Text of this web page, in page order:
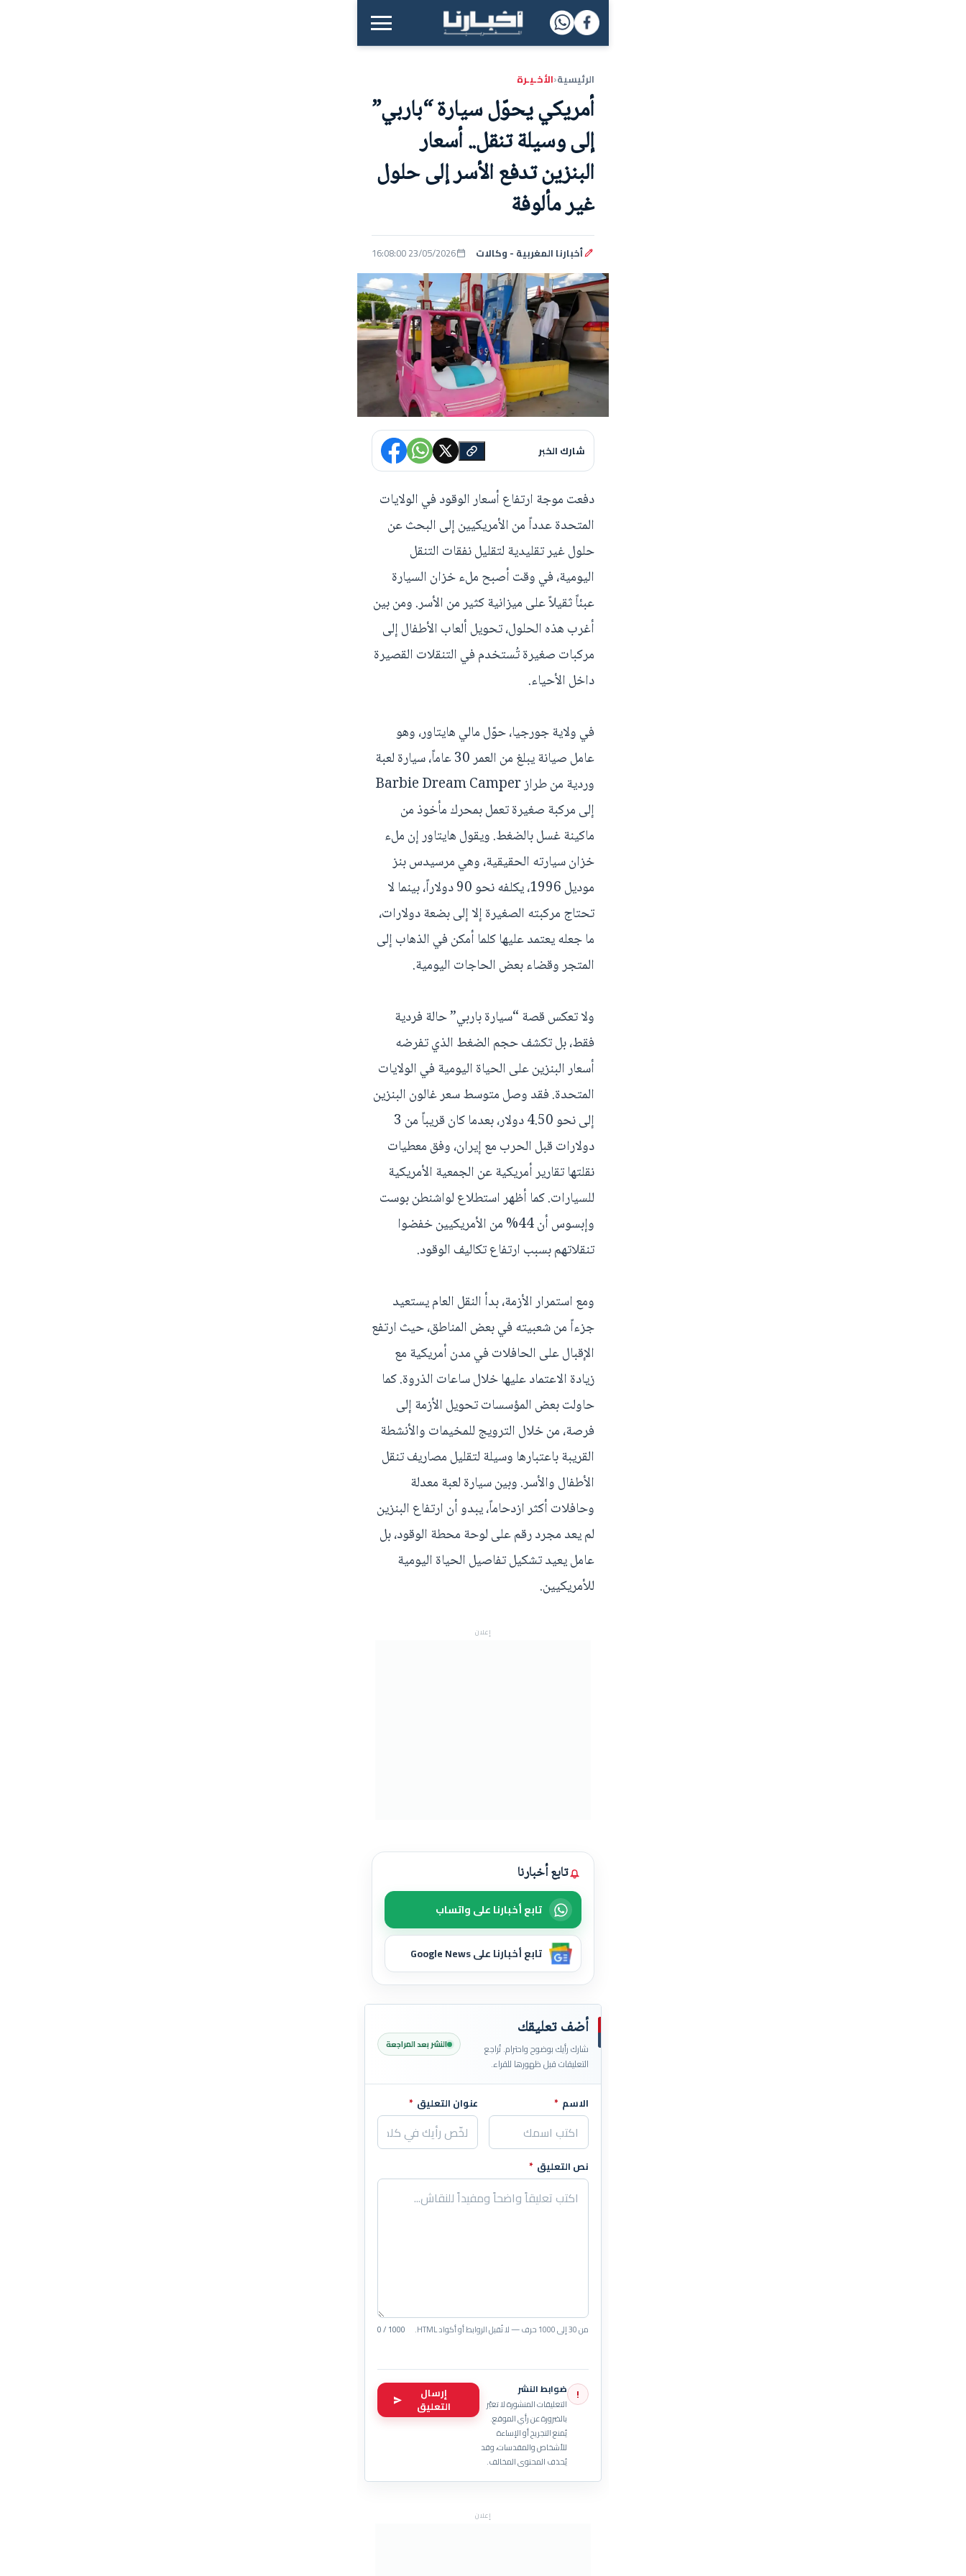
القائمة الرئيسية
الرئيسية‹الأخـيـرة
أمريكي يحوّل سيارة “باربي”
إلى وسيلة تنقل.. أسعار
البنزين تدفع الأسر إلى حلول
غير مألوفة
أخبارنا المغربية - وكالات 23/05/2026 16:08:00
شارك الخبر
دفعت موجة ارتفاع أسعار الوقود في الولايات
المتحدة عدداً من الأمريكيين إلى البحث عن
حلول غير تقليدية لتقليل نفقات التنقل
اليومية، في وقت أصبح ملء خزان السيارة
عبئاً ثقيلاً على ميزانية كثير من الأسر. ومن بين
أغرب هذه الحلول، تحويل ألعاب الأطفال إلى
مركبات صغيرة تُستخدم في التنقلات القصيرة
داخل الأحياء.
في ولاية جورجيا، حوّل مالي هايتاور، وهو
عامل صيانة يبلغ من العمر 30 عاماً، سيارة لعبة
وردية من طراز Barbie Dream Camper
إلى مركبة صغيرة تعمل بمحرك مأخوذ من
ماكينة غسل بالضغط. ويقول هايتاور إن ملء
خزان سيارته الحقيقية، وهي مرسيدس بنز
موديل 1996، يكلفه نحو 90 دولاراً، بينما لا
تحتاج مركبته الصغيرة إلا إلى بضعة دولارات،
ما جعله يعتمد عليها كلما أمكن في الذهاب إلى
المتجر وقضاء بعض الحاجات اليومية.
ولا تعكس قصة “سيارة باربي” حالة فردية
فقط، بل تكشف حجم الضغط الذي تفرضه
أسعار البنزين على الحياة اليومية في الولايات
المتحدة. فقد وصل متوسط سعر غالون البنزين
إلى نحو 4.50 دولار، بعدما كان قريباً من 3
دولارات قبل الحرب مع إيران، وفق معطيات
نقلتها تقارير أمريكية عن الجمعية الأمريكية
للسيارات. كما أظهر استطلاع لواشنطن بوست
وإبسوس أن 44% من الأمريكيين خفضوا
تنقلاتهم بسبب ارتفاع تكاليف الوقود.
ومع استمرار الأزمة، بدأ النقل العام يستعيد
جزءاً من شعبيته في بعض المناطق، حيث ارتفع
الإقبال على الحافلات في مدن أمريكية مع
زيادة الاعتماد عليها خلال ساعات الذروة. كما
حاولت بعض المؤسسات تحويل الأزمة إلى
فرصة، من خلال الترويج للمخيمات والأنشطة
القريبة باعتبارها وسيلة لتقليل مصاريف تنقل
الأطفال والأسر. وبين سيارة لعبة معدلة
وحافلات أكثر ازدحاماً، يبدو أن ارتفاع البنزين
لم يعد مجرد رقم على لوحة محطة الوقود، بل
عامل يعيد تشكيل تفاصيل الحياة اليومية
للأمريكيين.
إعلان
تابع أخبارنا
تابع أخبارنا على واتساب
تابع أخبارنا على Google News
أضف تعليقك
شارك رأيك بوضوح واحترام. تُراجع
التعليقات قبل ظهورها للقراء.
النشر بعد المراجعة
اترك هذا الحقل فارغاً
الاسم * عنوان التعليق *
نص التعليق *
من 30 إلى 1000 حرف — لا تُقبل الروابط أو أكواد HTML. 0 / 1000
! ضوابط النشر
التعليقات المنشورة لا تعبّر
بالضرورة عن رأي الموقع.
يُمنع التجريح أو الإساءة
للأشخاص والمقدسات، وقد
يُحذف المحتوى المخالف.
إرسال
التعليق
إعلان